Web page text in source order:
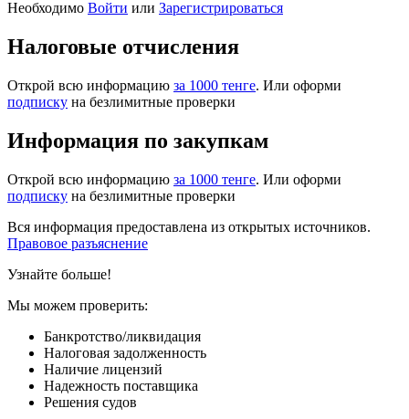
Необходимо Войти или Зарегистрироваться
Налоговые отчисления
Открой всю информацию за 1000 тенге. Или оформи
подписку на безлимитные проверки
Информация по закупкам
Открой всю информацию за 1000 тенге. Или оформи
подписку на безлимитные проверки
Вся информация предоставлена из открытых источников.
Правовое разъяснение
Узнайте больше!
Мы можем проверить:
Банкротство/ликвидация
Налоговая задолженность
Наличие лицензий
Надежность поставщика
Решения судов